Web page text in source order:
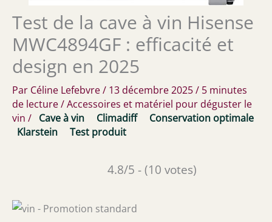
Test de la cave à vin Hisense
MWC4894GF : efficacité et
design en 2025
Par Céline Lefebvre/ 13 décembre 2025/ 5 minutes
de lecture/Accessoires et matériel pour déguster le
vin / Cave à vin Climadiff
Conservation optimale
Klarstein
Test produit
4.8/5 - (10 votes)